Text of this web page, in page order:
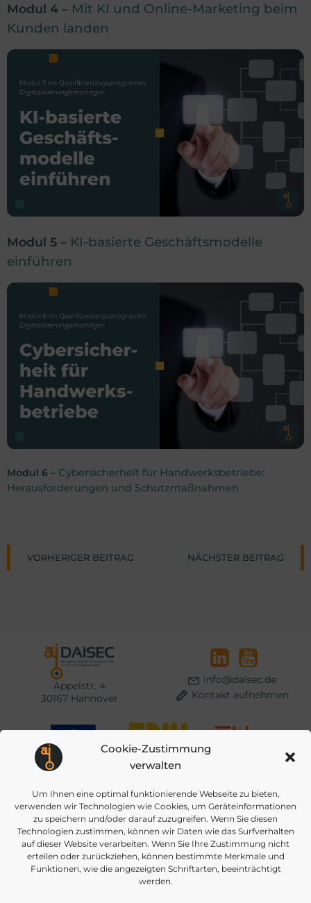
Cookie-Zustimmung
verwalten
Um Ihnen eine optimal funktionierende Webseite zu bieten,
verwenden wir Technologien wie Cookies, um Geräteinformationen
zu speichern und/oder darauf zuzugreifen. Wenn Sie diesen
Technologien zustimmen, können wir Daten wie das Surfverhalten
auf dieser Website verarbeiten. Wenn Sie Ihre Zustimmung nicht
erteilen oder zurückziehen, können bestimmte Merkmale und
Funktionen, wie die angezeigten Schriftarten, beeinträchtigt
werden.
Modul 4 – Mit KI und Online-Marketing beim
Kunden landen
Modul 5 – KI-basierte Geschäftsmodelle
einführen
Modul 6 – Cybersicherheit für Handwerksbetriebe:
Herausforderungen und Schutzmaßnahmen
Post
VORHERIGER BEITRAG
Post
NÄCHSTER BEITRAG
Appelstr. 4
30167 Hannover
info@daisec.de
Kontakt aufnehmen
© 2026 DAISEC DATENSCHUTZ IMPRESSUM COOKIES